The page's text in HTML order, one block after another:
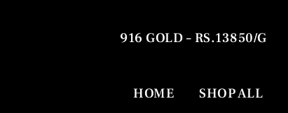
916 GOLD – RS.13850/G
HOME SHOP ALL